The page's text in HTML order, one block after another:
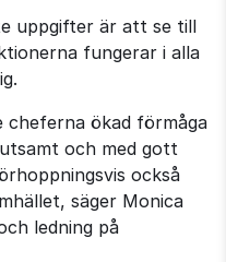
uppgifter är att se till
fungerar i alla
cheferna ökad förmåga
och med gott
också
säger Monica
ledning på